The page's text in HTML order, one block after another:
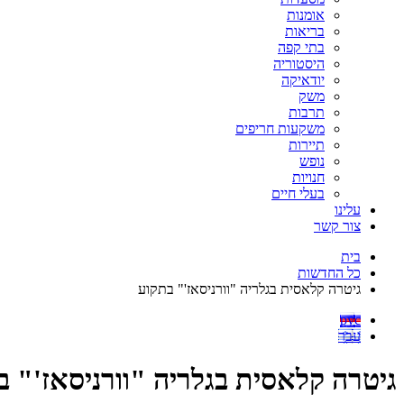
אומנות
בריאות
בתי קפה
היסטוריה
יודאיקה
משק
תרבות
משקעות חריפים
תיירות
נופש
חנויות
בעלי חיים
עלינו
צור קשר
בית
כל החדשות
גיטרה קלאסית בגלריה "וורניסאז'" בתקוע
рус
עבר
גיטרה קלאסית בגלריה "וורניסאז'"